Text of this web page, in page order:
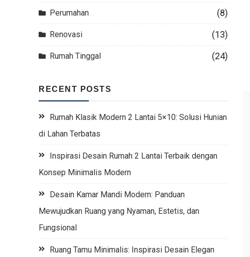
Perumahan (8)
Renovasi (13)
Rumah Tinggal (24)
RECENT POSTS
Rumah Klasik Modern 2 Lantai 5×10: Solusi Hunian
di Lahan Terbatas
Inspirasi Desain Rumah 2 Lantai Terbaik dengan
Konsep Minimalis Modern
Desain Kamar Mandi Modern: Panduan
Mewujudkan Ruang yang Nyaman, Estetis, dan
Fungsional
Ruang Tamu Minimalis: Inspirasi Desain Elegan